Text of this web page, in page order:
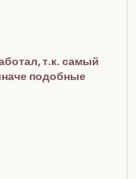
т.к. самый
подобные